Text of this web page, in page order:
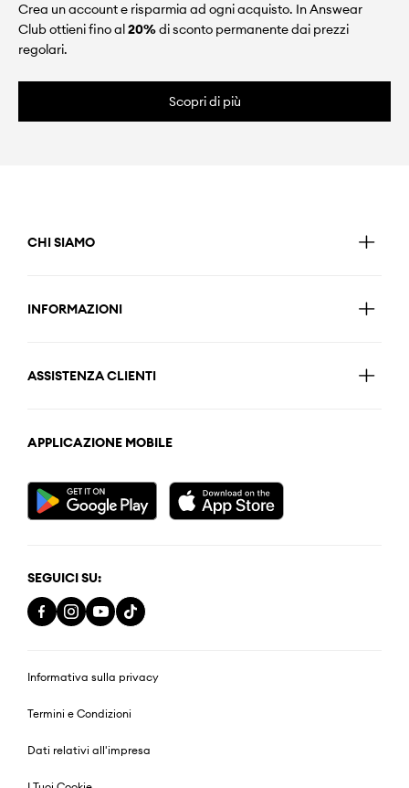
Crea un account e risparmia ad ogni acquisto. In Answear
Club ottieni fino al20%di sconto permanente dai prezzi
regolari.
Scopri di più
CHI SIAMO
INFORMAZIONI
ASSISTENZA CLIENTI
APPLICAZIONE MOBILE
SEGUICI SU:
Informativa sulla privacy
Termini e Condizioni
Dati relativi all'impresa